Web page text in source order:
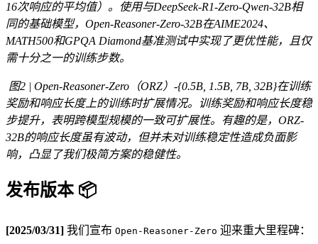
16次响应的平均值）。使用与DeepSeek-R1-Zero-Qwen-32B相
同的基础模型，Open-Reasoner-Zero-32B在AIME2024、
MATH500和GPQA Diamond基准测试中实现了更优性能，且仅
需十分之一的训练步数。
图2 | Open-Reasoner-Zero（ORZ）-{0.5B, 1.5B, 7B, 32B}在训练
奖励和响应长度上的训练时扩展情况。训练奖励和响应长度稳
步提升，表明跨模型规模的一致可扩展性。有趣的是，ORZ-
32B的响应长度虽有波动，但并未对训练稳定性造成负面影
响，凸显了我们极简方案的稳健性。
发布版本 📦
[2025/03/31] 我们宣布 Open-Reasoner-Zero 迎来重大里程碑：